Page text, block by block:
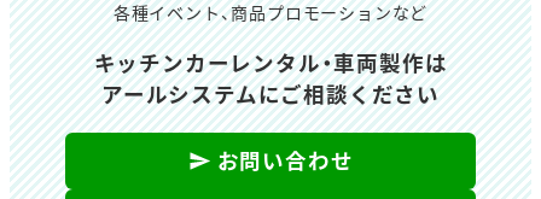
各種イベント、商品プロモーションなど
キッチンカーレンタル・車両製作は
アールシステムにご相談ください
お問い合わせ